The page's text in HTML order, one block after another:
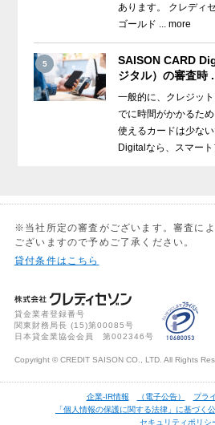
あります。 クレディ
ゴールド ... more
5
SAISON CARD
ジタル）の審査時
一般的に、クレジッ
でに時間がかかるた
使えるカードは少な
Digitalなら、スマー
※当社所定の審査がございます。審査に
ございますので予めご了承ください。
貸付条件はこちら
貸金業者登録番号
関東財務局長 (15)第00085号
日本貸金業協会会員 第002346号
Copyright © CREDIT SAISON CO., LTD. All Rights
企業-IR情報 （電子公告）
プラ
「個人情報の保護に関する法律」に基づく
セキュリティポリシ